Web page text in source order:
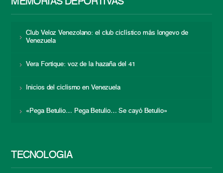
MEMORIAS DEPORTIVAS
Club Veloz Venezolano: el club ciclístico más longevo de
Venezuela
Vera Fortique: voz de la hazaña del 41
Inicios del ciclismo en Venezuela
«Pega Betulio… Pega Betulio… Se cayó Betulio»
TECNOLOGÍA